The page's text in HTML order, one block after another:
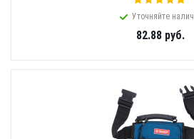
Уточняйте
82.88руб.